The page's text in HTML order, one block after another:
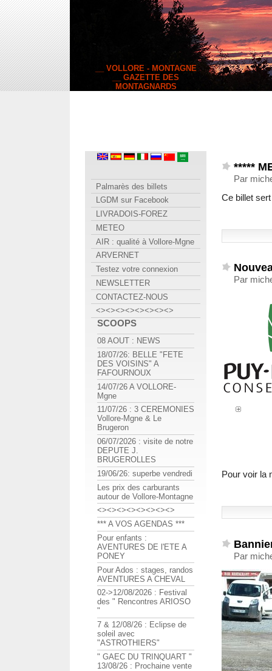
__ VOLLORE - MONTAGNE
__ GAZETTE DES
MONTAGNARDS
*****
Par
Ce billet
Par
Pour voir la
Par
Palmarès des billets
LGDM sur Facebook
LIVRADOIS-FOREZ
METEO
AIR : qualité à Vollore-Mgne
ARVERNET
Testez votre connexion
NEWSLETTER
CONTACTEZ-NOUS
<><><><><><><><>
SCOOPS
08 AOUT : NEWS
18/07/26: BELLE "FETE
DES VOISINS" A
FAFOURNOUX
14/07/26 A VOLLORE-
Mgne
11/07/26 : 3 CEREMONIES
Vollore-Mgne & Le
Brugeron
06/07/2026 : visite de notre
DEPUTE J.
BRUGEROLLES
19/06/26: superbe vendredi
Les prix des carburants
autour de Vollore-Montagne
<><><><><><><><>
*** A VOS AGENDAS ***
Pour enfants :
AVENTURES DE l'ETE A
PONEY
Pour Ados : stages, randos
AVENTURES A CHEVAL
02->12/08/2026 : Festival
des " Rencontres ARIOSO
"
7 & 12/08/26 : Eclipse de
soleil avec
"ASTROTHIERS"
" GAEC DU TRINQUART "
13/08/26 : Prochaine vente